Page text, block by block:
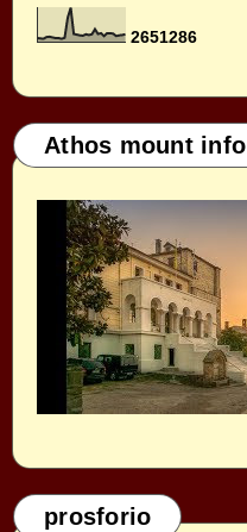
2651286
Athos mount info
prosforio